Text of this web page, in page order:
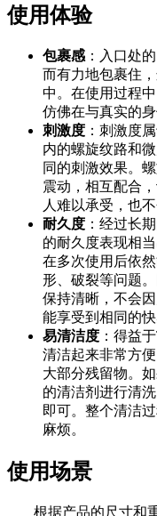
使用体验
包裹感 ：入口处
而有力地包裹住
中。在使用过程
仿佛在与真实的
刺激度 ：刺激度
内的螺旋纹路和
同的刺激效果。
震动，相互配合
人难以承受，也
耐久度 ：经过长
的耐久度表现相
在多次使用后依
形、破裂等问题
保持清晰，不会
能享受到相同的快
易清洁度 ：得益
清洁起来非常方
大部分残留物。
的清洁剂进行清
即可。整个清洁
麻烦。
使用场景
根据产品的尺寸和